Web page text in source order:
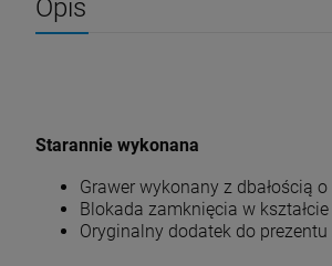
Opis
Starannie wykonana
Grawer wykonany z dbałością
Blokada zamknięcia w kształcie
Oryginalny dodatek do